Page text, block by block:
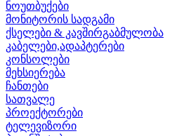
ნოუთბუქები
მონიტორის სადგამი
ქსელები & კავშირგაბმულობა
კაბელები,ადაპტერები
კონსოლები
მეხსიერება
ჩანთები
სათვალე
პროექტორები
ტელევიზორი